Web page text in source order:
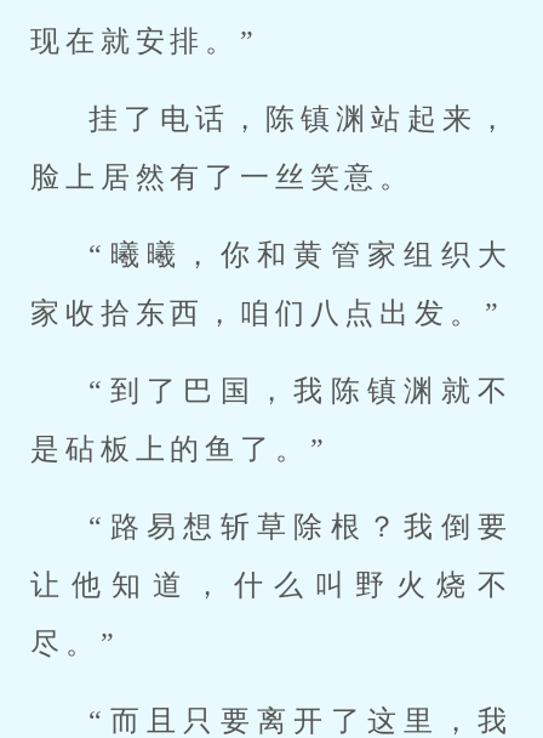
现在就安排。”
挂了电话，陈镇渊站起来，
脸上居然有了一丝笑意。
“曦曦，你和黄管家组织大
家收拾东西，咱们八点出发。”
“到了巴国，我陈镇渊就不
是砧板上的鱼了。”
“路易想斩草除根？我倒要
让他知道，什么叫野火烧不
尽。”
“而且只要离开了这里，我